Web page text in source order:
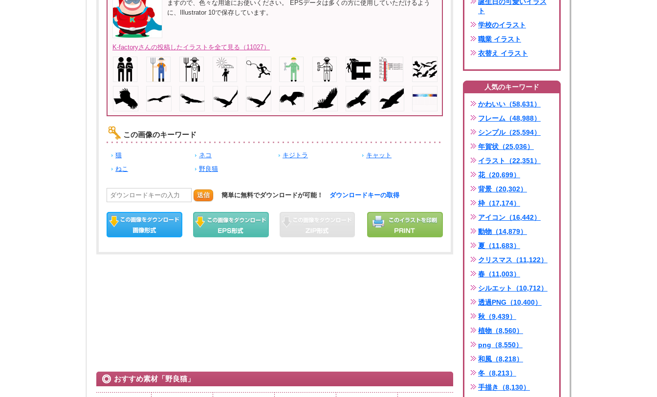
ますので、色々な用途にお使いください。 EPSデータは多くの方に使用していただけるよう
に、Illustrator 10で保存しています。
K-factoryさんの投稿したイラストを全て見る（11027）
この画像のキーワード
猫 ネコ キジトラ
キャット
ねこ
野良猫
送信 簡単に無料でダウンロードが可能！ ダウンロードキーの取得
おすすめ素材「野良猫」
ト
学校のイラスト
職業 イラスト
衣替え イラスト
人気のキーワード
かわいい（58,631）
フレーム（48,988）
シンプル（25,594）
年賀状（25,036）
イラスト（22,351）
花（20,699）
背景（20,302）
枠（17,174）
アイコン（16,442）
動物（14,879）
夏（11,683）
クリスマス（11,122）
春（11,003）
シルエット（10,712）
透過PNG（10,400）
秋（9,439）
植物（8,560）
png（8,550）
和風（8,218）
冬（8,213）
手描き（8,130）